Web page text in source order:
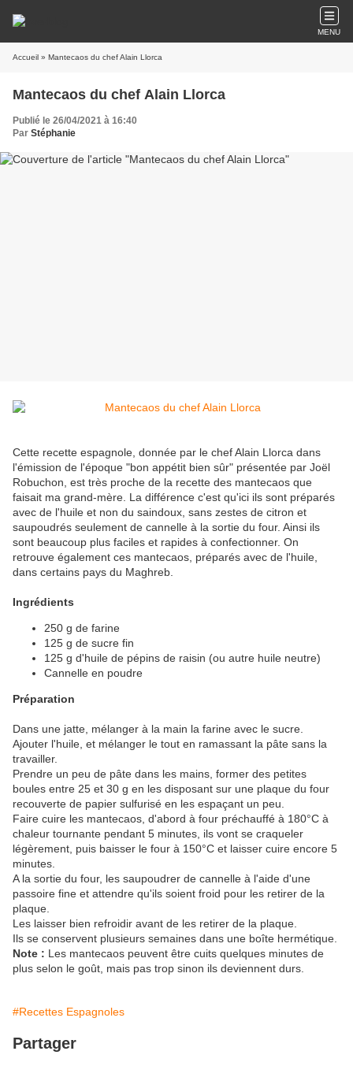
MENU
Accueil » Mantecaos du chef Alain Llorca
Mantecaos du chef Alain Llorca
Publié le 26/04/2021 à 16:40
Par Stéphanie
Cette recette espagnole, donnée par le chef Alain Llorca dans
l'émission de l'époque "bon appétit bien sûr" présentée par Joël
Robuchon, est très proche de la recette des mantecaos que
faisait ma grand-mère. La différence c'est qu'ici ils sont préparés
avec de l'huile et non du saindoux, sans zestes de citron et
saupoudrés seulement de cannelle à la sortie du four. Ainsi ils
sont beaucoup plus faciles et rapides à confectionner. On
retrouve également ces mantecaos, préparés avec de l'huile,
dans certains pays du Maghreb.
Ingrédients
250 g de farine
125 g de sucre fin
125 g d'huile de pépins de raisin (ou autre huile neutre)
Cannelle en poudre
Préparation
Dans une jatte, mélanger à la main la farine avec le sucre.
Ajouter l'huile, et mélanger le tout en ramassant la pâte sans la
travailler.
Prendre un peu de pâte dans les mains, former des petites
boules entre 25 et 30 g en les disposant sur une plaque du four
recouverte de papier sulfurisé en les espaçant un peu.
Faire cuire les mantecaos, d'abord à four préchauffé à 180°C à
chaleur tournante pendant 5 minutes, ils vont se craqueler
légèrement, puis baisser le four à 150°C et laisser cuire encore 5
minutes.
A la sortie du four, les saupoudrer de cannelle à l'aide d'une
passoire fine et attendre qu'ils soient froid pour les retirer de la
plaque.
Les laisser bien refroidir avant de les retirer de la plaque.
Ils se conservent plusieurs semaines dans une boîte hermétique.
Note : Les mantecaos peuvent être cuits quelques minutes de
plus selon le goût, mais pas trop sinon ils deviennent durs.
#Recettes Espagnoles
Partager